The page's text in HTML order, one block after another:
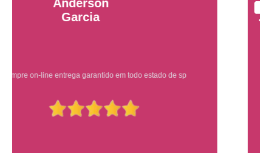
Yuri Martins
Ótimo atendimento